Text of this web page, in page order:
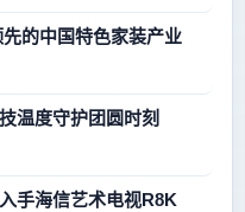
建设世界领先的中国特色家装产业
温度守护团圆时刻
手海信艺术电视R8K